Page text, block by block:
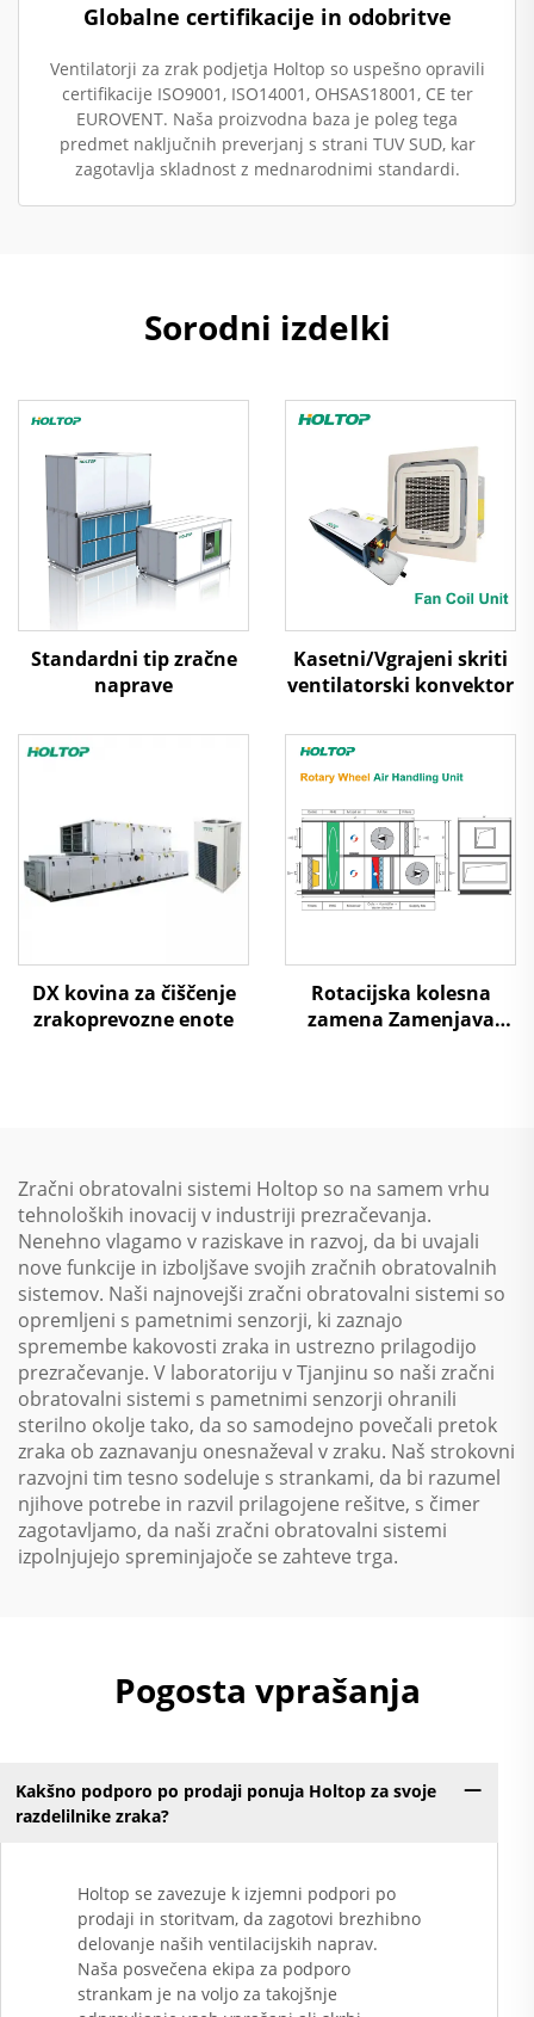
Globalne certifikacije in odobritve
Ventilatorji za zrak podjetja Holtop so uspešno opravili
certifikacije ISO9001, ISO14001, OHSAS18001, CE ter
EUROVENT. Naša proizvodna baza je poleg tega
predmet naključnih preverjanj s strani TUV SUD, kar
zagotavlja skladnost z mednarodnimi standardi.
Sorodni izdelki
Standardni tip zračne
naprave
Kasetni/Vgrajeni skriti
ventilatorski konvektor
DX kovina za čiščenje
zrakoprevozne enote
Rotacijska kolesna
zamena Zamenjava
Zračni obratovalni sistemi Holtop so na samem vrhu
tehnoloških inovacij v industriji prezračevanja.
Nenehno vlagamo v raziskave in razvoj, da bi uvajali
nove funkcije in izboljšave svojih zračnih obratovalnih
sistemov. Naši najnovejši zračni obratovalni sistemi so
opremljeni s pametnimi senzorji, ki zaznajo
spremembe kakovosti zraka in ustrezno prilagodijo
prezračevanje. V laboratoriju v Tjanjinu so naši zračni
obratovalni sistemi s pametnimi senzorji ohranili
sterilno okolje tako, da so samodejno povečali pretok
zraka ob zaznavanju onesnaževal v zraku. Naš strokovni
razvojni tim tesno sodeluje s strankami, da bi razumel
njihove potrebe in razvil prilagojene rešitve, s čimer
zagotavljamo, da naši zračni obratovalni sistemi
izpolnjujejo spreminjajoče se zahteve trga.
Pogosta vprašanja
Kakšno podporo po prodaji ponuja Holtop za svoje
razdelilnike zraka?
Holtop se zavezuje k izjemni podpori po
prodaji in storitvam, da zagotovi brezhibno
delovanje naših ventilacijskih naprav.
Naša posvečena ekipa za podporo
strankam je na voljo za takojšnje